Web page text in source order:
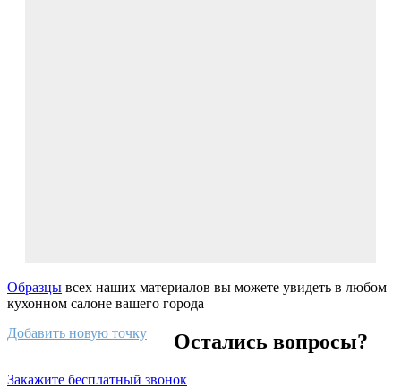
Образцы всех наших материалов вы можете увидеть в любом
кухонном салоне вашего города
Добавить новую точку
Остались вопросы?
Закажите бесплатный звонок